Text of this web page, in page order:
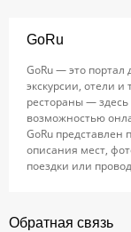
GoRu
GoRu — это портал
экскурсии, отели
рестораны —
возможностью
GoRu представлен
описания мест,
поездки или
Обратная связь